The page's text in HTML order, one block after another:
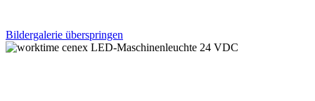
Bildergalerie überspringen